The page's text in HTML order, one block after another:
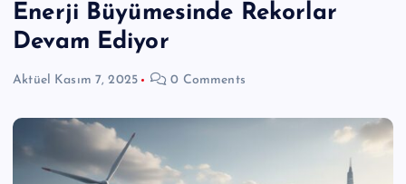
Enerji Büyümesinde Rekorlar
Devam Ediyor
Aktüel Kasım 7, 2025 0 Comments